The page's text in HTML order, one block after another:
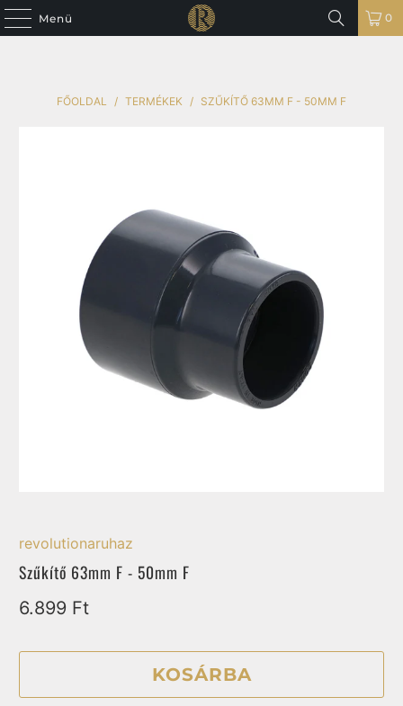
Menü 0
FŐOLDAL / TERMÉKEK / SZŰKÍTŐ 63MM F - 50MM F
revolutionaruhaz
Szűkítő 63mm F - 50mm F
6.899 Ft
KOSÁRBA